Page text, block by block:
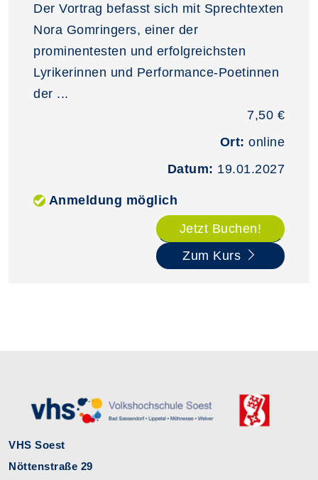
Der Vortrag befasst sich mit Sprechtexten
Nora Gomringers, einer der
prominentesten und erfolgreichsten
Lyrikerinnen und Performance-Poetinnen
der ...
7,50 €
Ort: online
Datum: 19.01.2027
Anmeldung möglich
Jetzt Buchen!
Zum Kurs
VHS Soest
Nöttenstraße 29